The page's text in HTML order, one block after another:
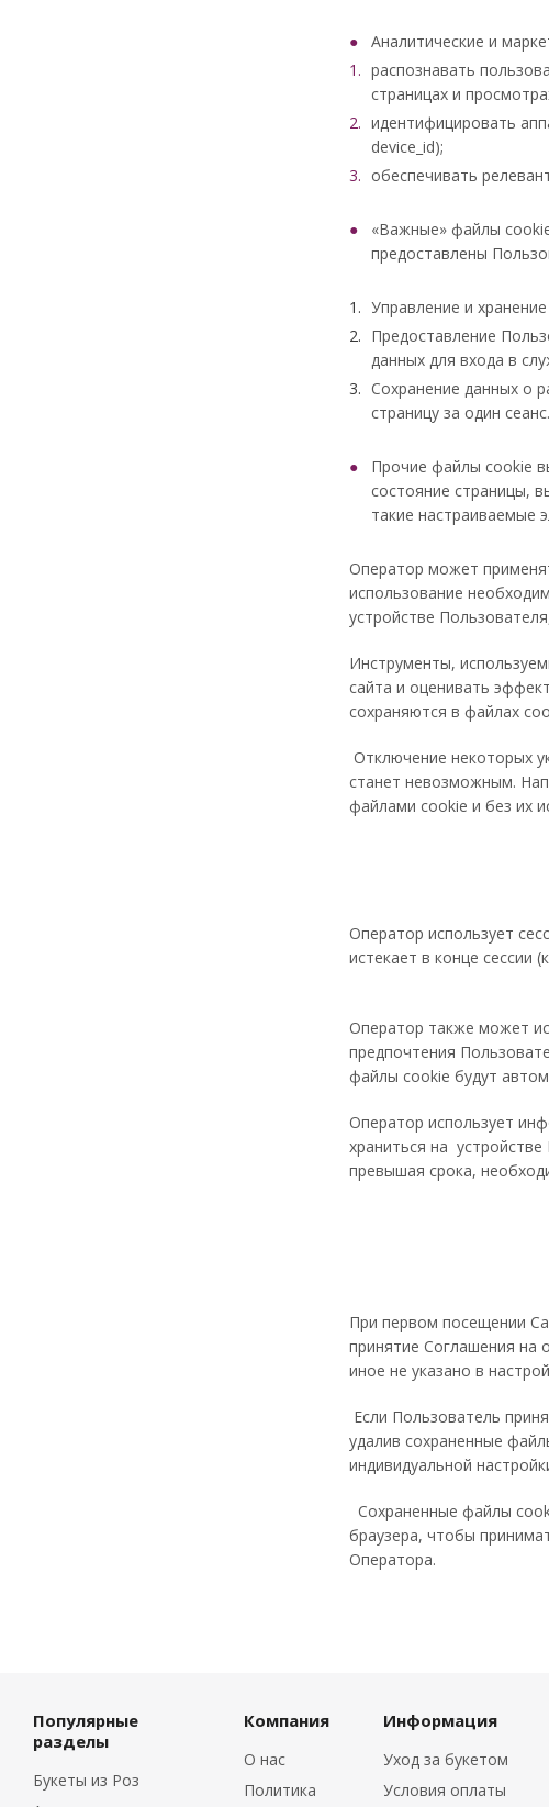
Аналитические и
распознавать
страницах и
идентифицировать
device_id);
обеспечивать
«Важные» файлы
предоставлены
Управление и
Предоставление
данных для входа в
Сохранение данных о
страницу за один
Прочие файлы cookie
состояние страницы,
такие настраиваемые
Оператор может
использование
устройстве
Инструменты,
сайта и оценивать
сохраняются в файлах
Отключение некоторых
станет невозможным.
файлами cookie и без их
Оператор использует
истекает в конце сессии
Оператор также может
предпочтения
файлы cookie будут
Оператор использует
храниться на
превышая срока,
При первом посещении
принятие Соглашения на
иное не указано в
Если Пользователь
удалив сохраненные
индивидуальной
Сохраненные файлы
браузера, чтобы
Оператора.
Популярные
разделы
Букеты из Роз
Компания
О нас
Политика
Информация
Уход за букетом
Условия оплаты